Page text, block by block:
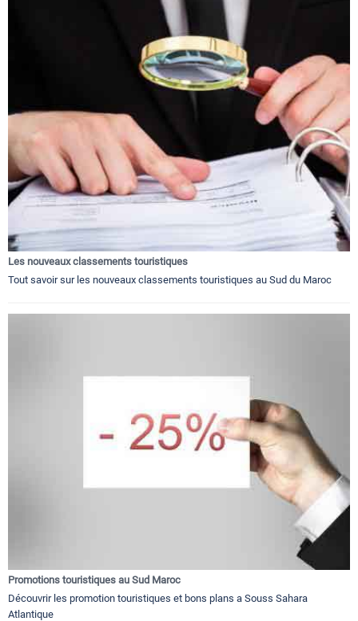
Les nouveaux classements touristiques
Tout savoir sur les nouveaux classements touristiques au Sud du Maroc
Promotions touristiques au Sud Maroc
Découvrir les promotion touristiques et bons plans a Souss Sahara
Atlantique